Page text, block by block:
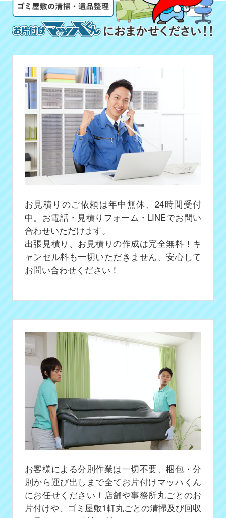
お見積りのご依頼は年中無休、24時間受付
中。お電話・見積りフォーム・LINEでお問い
合わせいただけます。
出張見積り、お見積りの作成は完全無料！キ
ャンセル料も一切いただきません、安心して
お問い合わせください！
お客様による分別作業は一切不要、梱包・分
別から運び出しまで全てお片付けマッハくん
にお任せください！店舗や事務所丸ごとのお
片付けや、ゴミ屋敷1軒丸ごとの清掃及び回収